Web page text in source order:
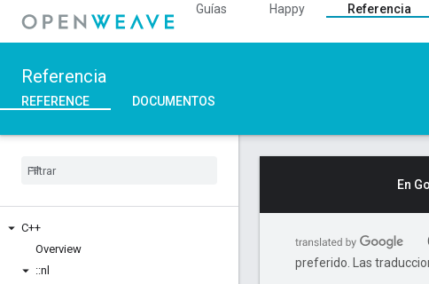
Guías Happy Referencia
Referencia
REFERENCE DOCUMENTOS
C++
Overview
::nl
En
preferido. Las